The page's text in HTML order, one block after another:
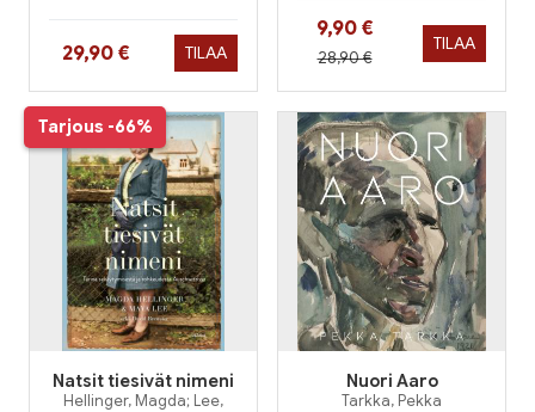
Hinta nyt
29,90 € TILAA
Hinta nyt
9,90 €
Hinta aiemmin
28,90 €
TILAA
Tarjous -66%
Natsit tiesivät nimeni
Hellinger, Magda; Lee,
Nuori Aaro
Tarkka, Pekka